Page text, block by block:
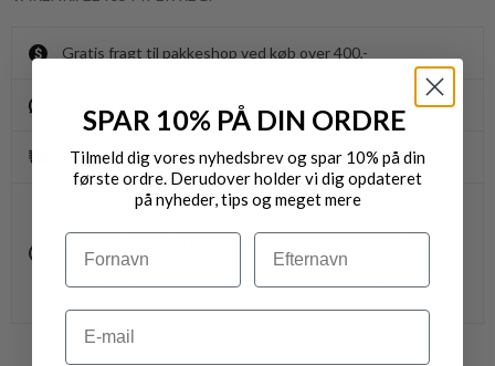
Gratis fragt til pakkeshop ved køb over 400,-
Byt/Returnér i vores butikker
Levering 1-3 dage
Kontakt din nærmeste forretning for ydeligere info.
SPAR 10% PÅ DIN ORDRE
Tilmeld dig vores nyhedsbrev og spar 10% på din
første ordre. Derudover holder vi dig opdateret
på nyheder, tips og meget mere
Navn Efternavn
Email